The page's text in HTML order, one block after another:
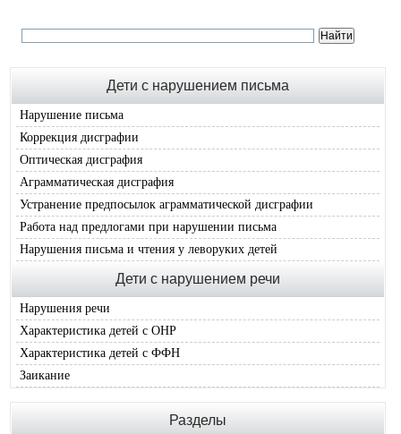
Дети с нарушением письма
Нарушение письма
Коррекция дисграфии
Оптическая дисграфия
Аграмматическая дисграфия
Устранение предпосылок аграмматической дисграфии
Работа над предлогами при нарушении письма
Нарушения письма и чтения у леворуких детей
Дети с нарушением речи
Нарушения речи
Характеристика детей с ОНР
Характеристика детей с ФФН
Заикание
Разделы